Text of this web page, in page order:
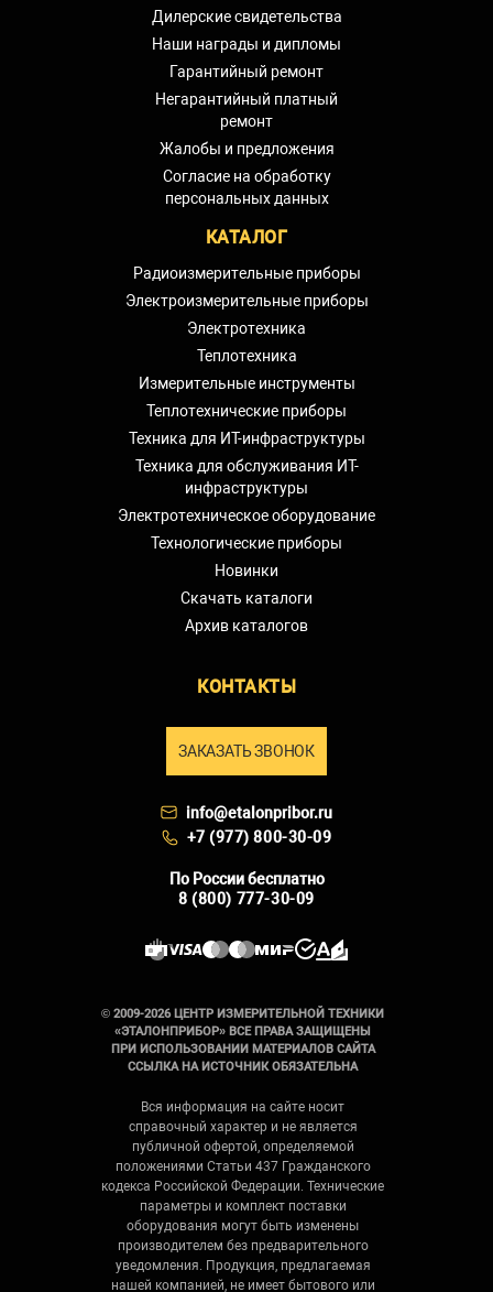
Дилерские свидетельства
Наши награды и дипломы
Гарантийный ремонт
Негарантийный платный
ремонт
Жалобы и предложения
Согласие на обработку
персональных данных
КАТАЛОГ
Радиоизмерительные приборы
Электроизмерительные приборы
Электротехника
Теплотехника
Измерительные инструменты
Теплотехнические приборы
Техника для ИТ-инфраструктуры
Техника для обслуживания ИТ-
инфраструктуры
Электротехническое оборудование
Технологические приборы
Новинки
Скачать каталоги
Архив каталогов
КОНТАКТЫ
ЗАКАЗАТЬ ЗВОНОК
info@etalonpribor.ru
+7 (977) 800-30-09
По России бесплатно
8 (800) 777-30-09
© 2009-2026 ЦЕНТР ИЗМЕРИТЕЛЬНОЙ ТЕХНИКИ
«ЭТАЛОНПРИБОР» ВСЕ ПРАВА ЗАЩИЩЕНЫ
ПРИ ИСПОЛЬЗОВАНИИ МАТЕРИАЛОВ САЙТА
ССЫЛКА НА ИСТОЧНИК ОБЯЗАТЕЛЬНА
Вся информация на сайте носит
справочный характер и не является
публичной офертой, определяемой
положениями Статьи 437 Гражданского
кодекса Российской Федерации. Технические
параметры и комплект поставки
оборудования могут быть изменены
производителем без предварительного
уведомления. Продукция, предлагаемая
нашей компанией, не имеет бытового или